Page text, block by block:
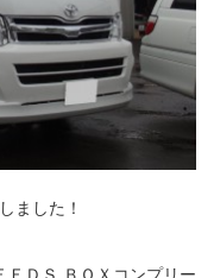
ました！
ＤＳ ＢＯＸコンプリー